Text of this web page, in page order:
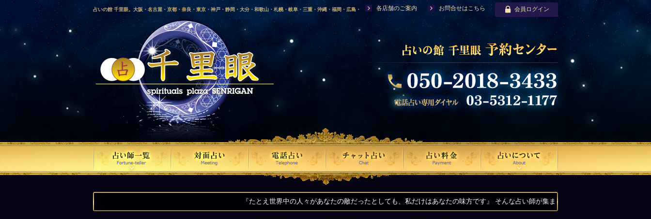
占いの館 千里眼。大阪・名古屋・京都・奈良・東京・神戸・静岡・大分・和歌山・札幌・岐阜・三重・沖縄・福岡・広島・
愛媛・鹿児島・徳島・香川・山形・岡山・横浜・千葉・福島・岩手・高知・熊本・群馬・滋賀・福井・仙台・山口・宮崎・山
梨・長野・埼玉・茨城・栃木・金沢・佐賀・長崎・鳥取・富山・新潟・秋田・青森・島根に店舗を構える、口コミで評判の人
気占い師による占い。
各店舗のご案内 お問合せはこちら 会員ログイン
『たとえ世界中の人々があなたの敵だったとしても、私だけはあなたの味方です』 そんな占い師が集まる、占いの館千里眼です。